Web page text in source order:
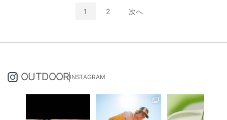
1 2 次へ
OUTDOOR INSTAGRAM